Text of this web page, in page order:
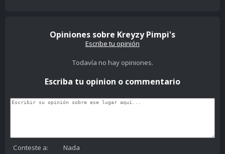
Opiniones sobre Kreyzy Pimpi's
Escribe tu opinión
Todavía no hay opiniones.
Escriba tu opinion o commentario
Conteste a:
Nada